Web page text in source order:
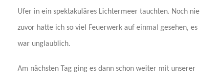
Ufer in ein spektakuläres Lichtermeer tauchten. Noch nie
zuvor hatte ich so viel Feuerwerk auf einmal gesehen, es
war unglaublich.
Am nächsten Tag ging es dann schon weiter mit unserer